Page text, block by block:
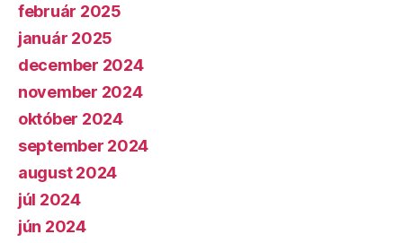
február 2025
január 2025
december 2024
november 2024
október 2024
september 2024
august 2024
júl 2024
jún 2024